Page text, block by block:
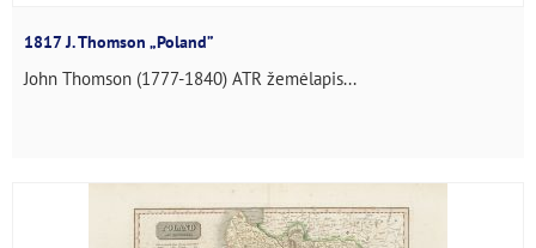
1817 J. Thomson „Poland”
John Thomson (1777-1840) ATR žemėlapis...